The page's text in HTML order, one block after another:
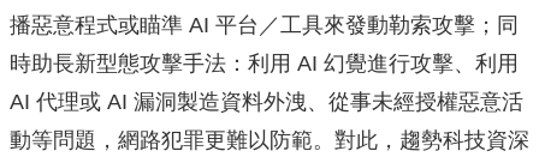
播惡意程式或瞄準 AI 平台／工具來發動勒索攻擊；同
時助長新型態攻擊手法：利用 AI 幻覺進行攻擊、利用
AI 代理或 AI 漏洞製造資料外洩、從事未經授權惡意活
動等問題，網路犯罪更難以防範。對此，趨勢科技資深